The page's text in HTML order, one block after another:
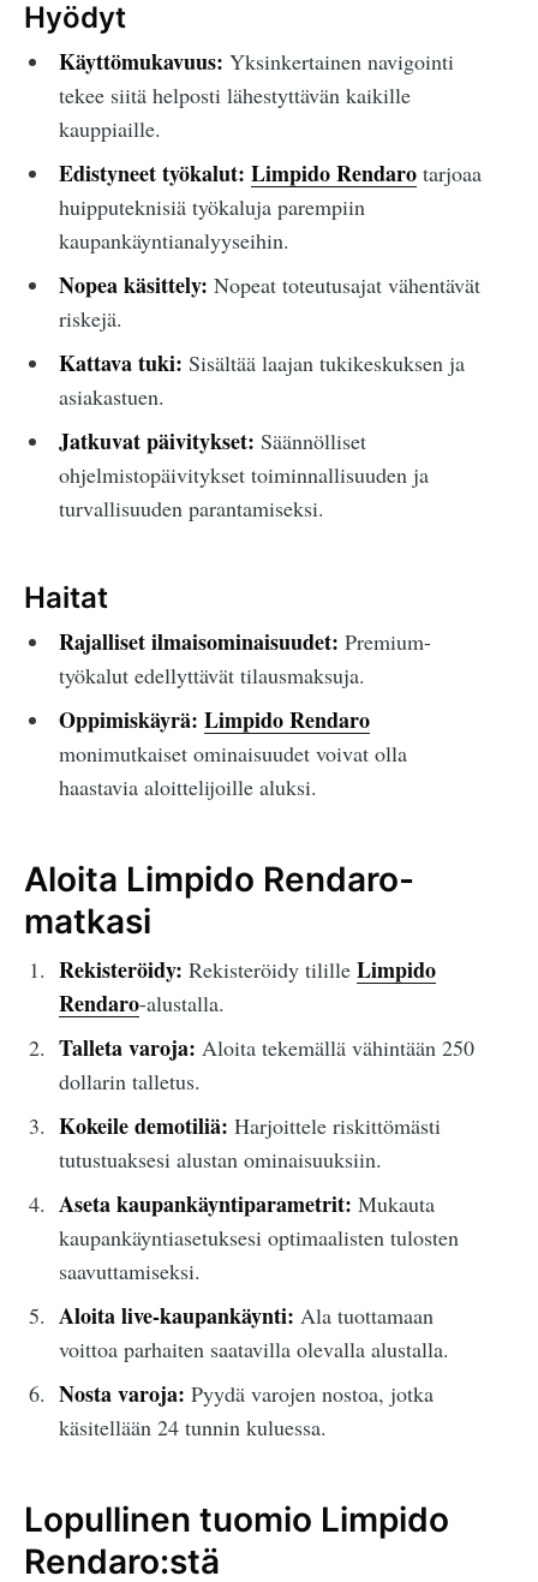
Hyödyt
Käyttömukavuus: Yksinkertainen navigointi
tekee siitä helposti lähestyttävän kaikille
kauppiaille.
Edistyneet työkalut: Limpido Rendarotarjoaa
huipputeknisiä työkaluja parempiin
kaupankäyntianalyyseihin.
Nopea käsittely: Nopeat toteutusajat vähentävät
riskejä.
Kattava tuki: Sisältää laajan tukikeskuksen ja
asiakastuen.
Jatkuvat päivitykset: Säännölliset
ohjelmistopäivitykset toiminnallisuuden ja
turvallisuuden parantamiseksi.
Haitat
Rajalliset ilmaisominaisuudet: Premium-
työkalut edellyttävät tilausmaksuja.
Oppimiskäyrä: Limpido Rendaro
monimutkaiset ominaisuudet voivat olla
haastavia aloittelijoille aluksi.
Aloita Limpido Rendaro-
matkasi
Rekisteröidy: Rekisteröidy tilille Limpido
Rendaro-alustalla.
Talleta varoja: Aloita tekemällä vähintään 250
dollarin talletus.
Kokeile demotiliä: Harjoittele riskittömästi
tutustuaksesi alustan ominaisuuksiin.
Aseta kaupankäyntiparametrit: Mukauta
kaupankäyntiasetuksesi optimaalisten tulosten
saavuttamiseksi.
Aloita live-kaupankäynti: Ala tuottamaan
voittoa parhaiten saatavilla olevalla alustalla.
Nosta varoja: Pyydä varojen nostoa, jotka
käsitellään 24 tunnin kuluessa.
Lopullinen tuomio Limpido
Rendaro:stä